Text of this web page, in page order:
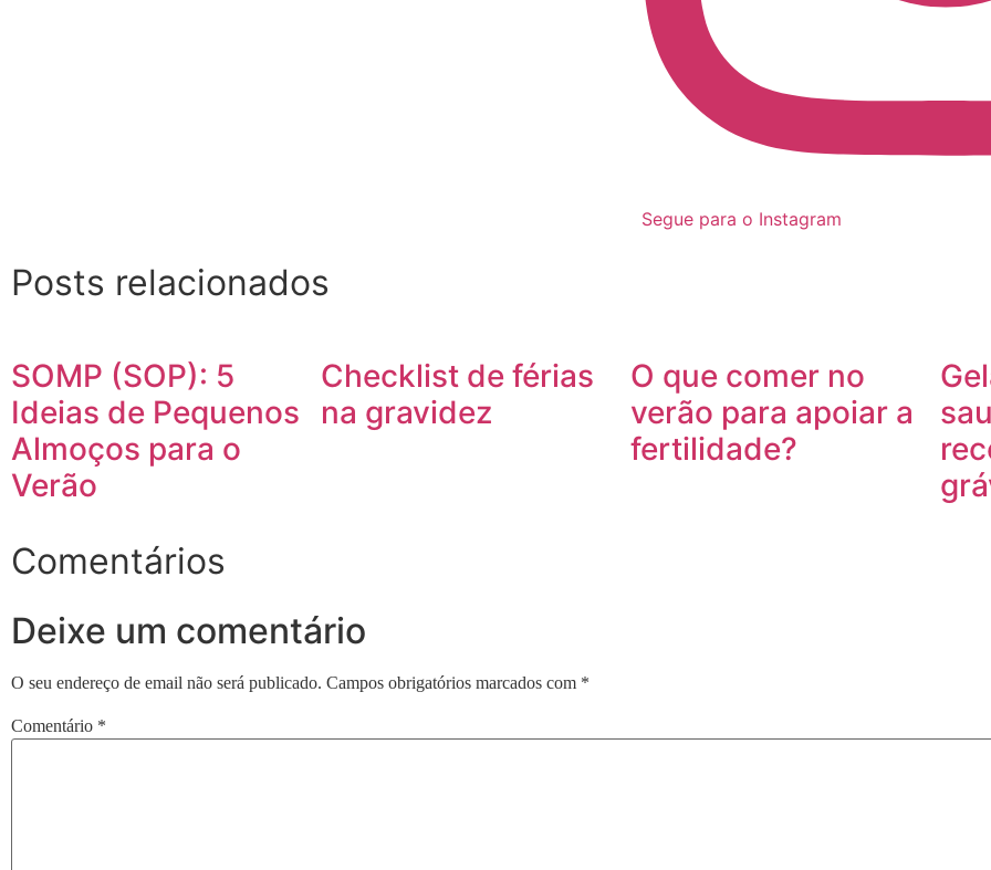
Segue para o Instagram
Posts relacionados
SOMP (SOP): 5
Ideias de Pequenos
Almoços para o
Verão
Checklist de férias
na gravidez
O que comer no
verão para apoiar a
fertilidade?
Comentários
Deixe um comentário
O seu endereço de email não será publicado. Campos obrigatórios marcados com *
Comentário *